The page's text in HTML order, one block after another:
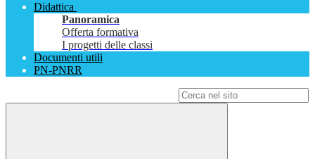
Didattica
Panoramica
Offerta formativa
I progetti delle classi
Documenti utili
PN-PNRR